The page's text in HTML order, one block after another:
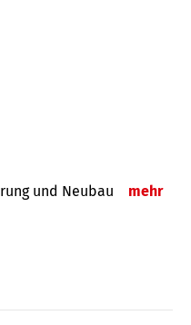
und Neubau mehr